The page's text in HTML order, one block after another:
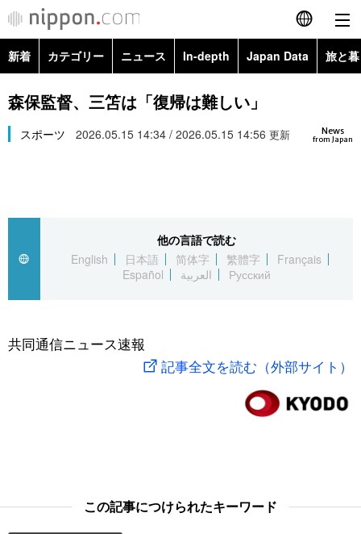
English
繁體字
العربية
社会
旅と暮らし
新着 カテゴリー ニュース In-depth Japan Data 旅と
政治・外交
経済・ビジネス
社会
文化
科学・技術
暮らし
Images
お知らせ
森保監督、三笘は「復帰は難しい」
News
from Japan
スポーツ 2026.05.15 14:34 / 2026.05.15 14:56 更新
他の言語で読む
English
日本語 简体字 繁體字
Français
Español
العربية Русский
共同通信ニュース速報
記事全文を読む（外部サイト）
この記事につけられたキーワード